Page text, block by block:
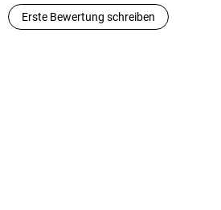
Erste Bewertung schreiben